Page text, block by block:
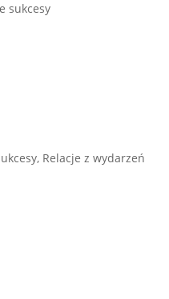
sukcesy
, Relacje z wydarzeń